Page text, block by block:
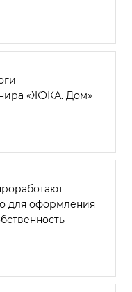
«ЖЭКА. Дом»
для оформления